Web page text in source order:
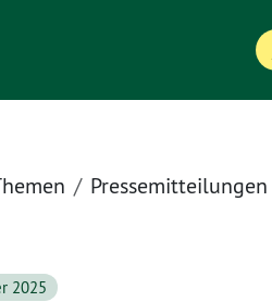
Pressemitteilungen
2025